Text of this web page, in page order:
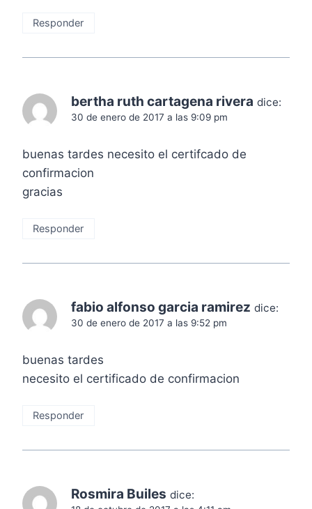
Responder
bertha ruth cartagena rivera dice:
30 de enero de 2017 a las 9:09 pm
buenas tardes necesito el certifcado de
confirmacion
gracias
Responder
fabio alfonso garcia ramirez dice:
30 de enero de 2017 a las 9:52 pm
buenas tardes
necesito el certificado de confirmacion
Responder
Rosmira Builes dice: